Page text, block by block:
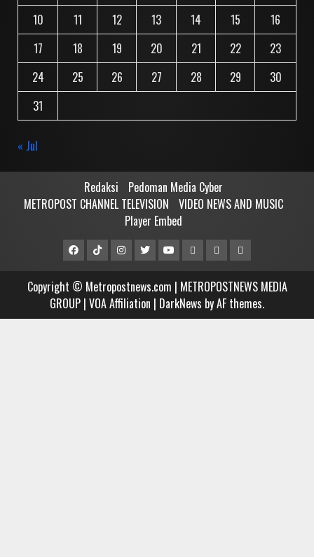
10
11 12 13 14 15
16
17
18 19 20 21 22
23
24
25 26 27 28 29
30
31
« Jul
Redaksi
Pedoman Media Cyber
METROPOST CHANNEL TELEVISION
VIDEO NEWS AND MUSIC
Player Embed
FacebookTiktok
Media
Group
Instagram
TwitterYoutubeMCTVVIDEO
AND
MUSIC
Player
Copyright © Metropostnews.com | METROPOSTNEWS MEDIA
GROUP | VOA Affiliation | DarkNews by AF themes.